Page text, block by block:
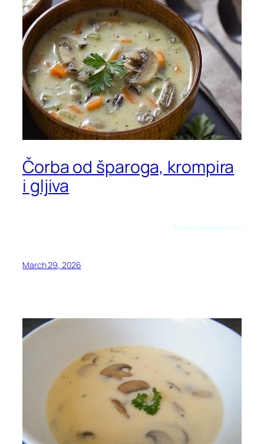
Čorba od šparoga, krompira
i gljiva
Preuzeto sa allrecipes.com
March 29, 2026